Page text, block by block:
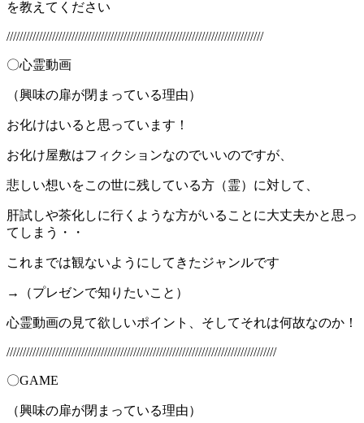
を教えてください
///////////////////////////////////////////////////////////////////////////////
〇心霊動画
（興味の扉が閉まっている理由）
お化けはいると思っています！
お化け屋敷はフィクションなのでいいのですが、
悲しい想いをこの世に残している方（霊）に対して、
肝試しや茶化しに行くような方がいることに大丈夫かと思っ
てしまう・・
これまでは観ないようにしてきたジャンルです
→（プレゼンで知りたいこと）
心霊動画の見て欲しいポイント、そしてそれは何故なのか！
///////////////////////////////////////////////////////////////////////////////////
〇GAME
（興味の扉が閉まっている理由）